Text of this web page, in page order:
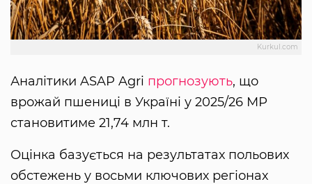
Kurkul.com
Аналітики ASAP Agri прогнозують, що
врожай пшениці в Україні у 2025/26 МР
становитиме 21,74 млн т.
Оцінка базується на результатах польових
обстежень у восьми ключових регіонах